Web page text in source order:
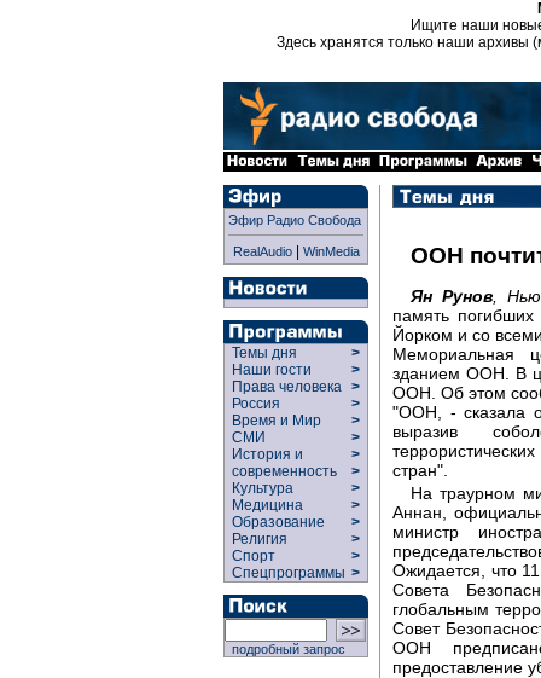
Ищите наши
Здесь хранятся только наши архивы
Эфир Радио Свобода
RealAudio| WinMedia
Темы дня
>
Наши гости
>
Права человека >
Россия
>
Время и Мир
>
СМИ
>
История и
современность
>
>
Культура
>
Медицина
>
Образование
>
Религия
>
Спорт
>
Спецпрограммы >
подробный запрос
ООН
Ян Рунов ,
память
Йорком и со
Мемориальная
зданием ООН. В
ООН. Об этом
"ООН, - сказала
выразив
стран".
На траурном
Аннан,
министр
Ожидается, что
Совета
глобальным
Совет
ООН
предоставление